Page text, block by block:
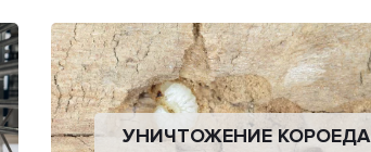
УНИЧТОЖЕНИЕ КОРОЕДА